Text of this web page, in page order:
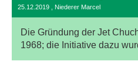
25.12.2019 , Niederer Marcel
Die Gründung der Jet
1968; die Initiative dazu